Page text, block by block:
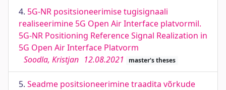
4. 5G-NR positsioneerimise tugisignaali
realiseerimine 5G Open Air Interface platvormil.
5G-NR Positioning Reference Signal Realization in
5G Open Air Interface Platvorm
Soodla, Kristjan 12.08.2021 master's theses
5. Seadme positsioneerimine traadita võrkude